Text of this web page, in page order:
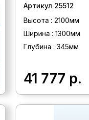
Артикул 25512
Высота : 2100мм
Ширина : 1300мм
Глубина : 345мм
41 777 р.